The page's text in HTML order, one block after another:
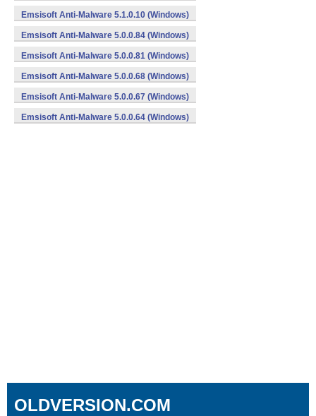
Emsisoft Anti-Malware 5.1.0.10 (Windows)
Emsisoft Anti-Malware 5.0.0.84 (Windows)
Emsisoft Anti-Malware 5.0.0.81 (Windows)
Emsisoft Anti-Malware 5.0.0.68 (Windows)
Emsisoft Anti-Malware 5.0.0.67 (Windows)
Emsisoft Anti-Malware 5.0.0.64 (Windows)
OLDVERSION.COM